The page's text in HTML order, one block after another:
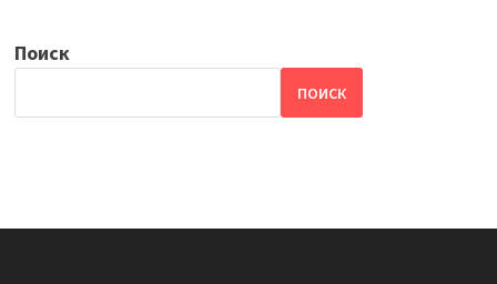
Поиск
ПОИСК